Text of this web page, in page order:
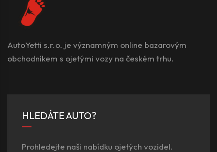
AutoYetti s.r.o. je významným online bazarovým
obchodníkem s ojetými vozy na českém trhu.
HLEDÁTE AUTO?
Prohledejte naši nabídku ojetých vozidel.